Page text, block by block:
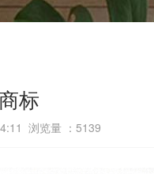
标
浏览量 ： 5139